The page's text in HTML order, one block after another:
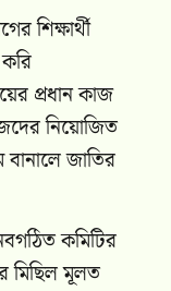
শিক্ষার্থী
প্রধান কাজ
নিয়োজিত
বানালে জাতির
কমিটির
মিছিল মূলত